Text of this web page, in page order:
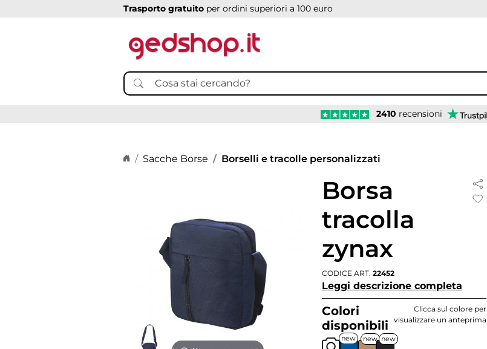
Trasporto gratuito per ordini superiori a 100 euro
2410 recensioni
Home page
Sacche Borse Borselli e tracolle personalizzati
Borsa
tracolla
zynax
CODICE ART. 22452
Leggi descrizione completa
Colori
disponibili
Clicca sul colore per
visualizzare un anteprima
new new new